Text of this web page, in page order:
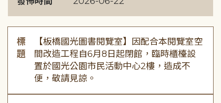
標
題
【板橋國光圖書閱覽室】因配合本閱覽室空
間改造工程自6月8日起閉館，臨時櫃檯設
置於國光公園市民活動中心2樓，造成不
便，敬請見諒。